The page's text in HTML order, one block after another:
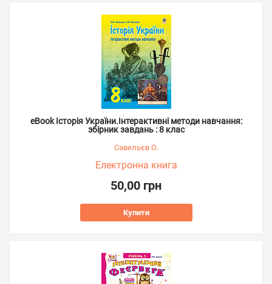
eBook Історія України.Інтерактивні методи навчання:
збірник завдань : 8 клас
Савельєв О.
Електронна книга
50,00 грн
Купити